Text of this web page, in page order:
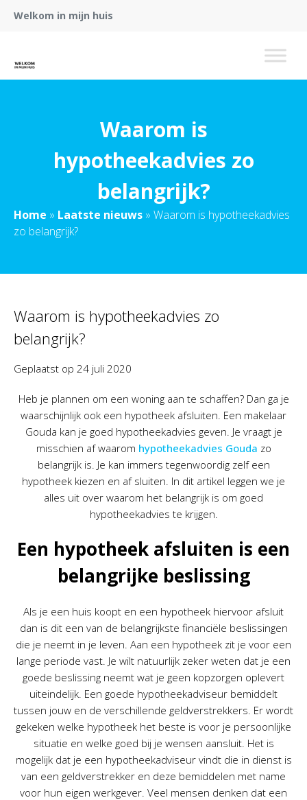
Welkom in mijn huis
Waarom is
hypotheekadvies zo
belangrijk?
Home » Laatste nieuws » Waarom is hypotheekadvies
zo belangrijk?
Waarom is hypotheekadvies zo
belangrijk?
Geplaatst op 24 juli 2020
Heb je plannen om een woning aan te schaffen? Dan ga je
waarschijnlijk ook een hypotheek afsluiten. Een makelaar
Gouda kan je goed hypotheekadvies geven. Je vraagt je
misschien af waarom hypotheekadvies Gouda zo
belangrijk is. Je kan immers tegenwoordig zelf een
hypotheek kiezen en af sluiten. In dit artikel leggen we je
alles uit over waarom het belangrijk is om goed
hypotheekadvies te krijgen.
Een hypotheek afsluiten is een
belangrijke beslissing
Als je een huis koopt en een hypotheek hiervoor afsluit
dan is dit een van de belangrijkste financiële beslissingen
die je neemt in je leven. Aan een hypotheek zit je voor een
lange periode vast. Je wilt natuurlijk zeker weten dat je een
goede beslissing neemt wat je geen kopzorgen oplevert
uiteindelijk. Een goede hypotheekadviseur bemiddelt
tussen jouw en de verschillende geldverstrekkers. Er wordt
gekeken welke hypotheek het beste is voor je persoonlijke
situatie en welke goed bij je wensen aansluit. Het is
mogelijk dat je een hypotheekadviseur vindt die in dienst is
van een geldverstrekker en deze bemiddelen met name
voor hun eigen werkgever. Veel mensen denken dat een